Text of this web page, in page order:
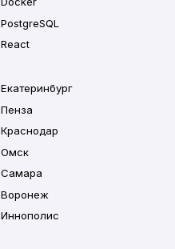
PostgreSQL
React
Екатеринбург
Пенза
Краснодар
Омск
Самара
Воронеж
Иннополис